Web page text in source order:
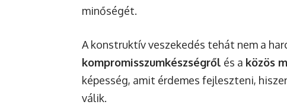
minőségét.
A konstruktív veszekedés tehát nem a
kompromisszumkészségről és a közös
képesség, amit érdemes fejleszteni,
válik.